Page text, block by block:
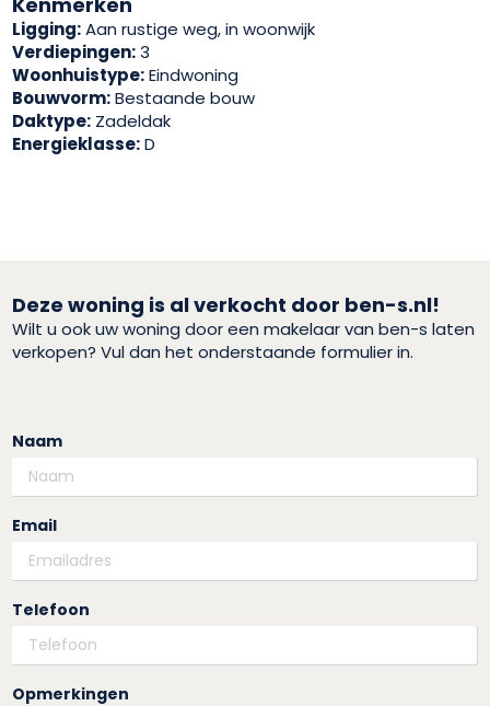
Ligging:Aan rustige weg, in woonwijk
Verdiepingen:3
Woonhuistype:Eindwoning
Bouwvorm:Bestaande bouw
Daktype: Zadeldak
Energieklasse:D
Deze woning is al verkocht door ben-s.nl!
Wilt u ook uw woning door een makelaar van ben-s laten
verkopen? Vul dan het onderstaande formulier in.
Naam
Email
Telefoon
Opmerkingen